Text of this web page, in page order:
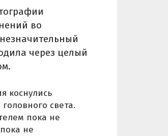
во
через целый
коснулись
света.
пока не
не